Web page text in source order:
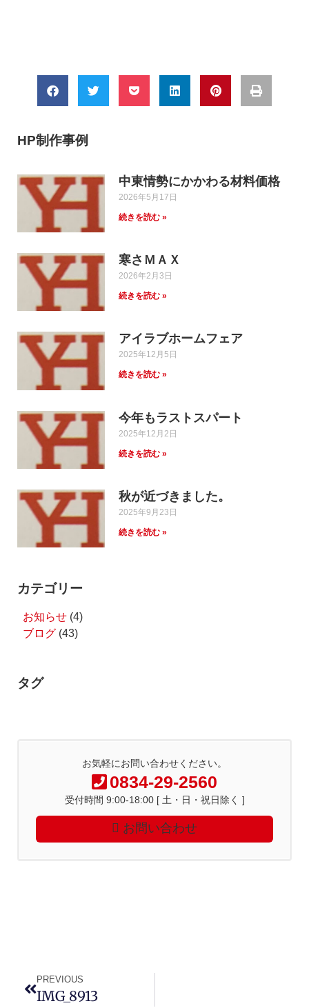
HP制作事例
中東情勢にかかわる材料価格
2026年5月17日
続きを読む »
寒さＭＡＸ
2026年2月3日
続きを読む »
アイラブホームフェア
2025年12月5日
続きを読む »
今年もラストスパート
2025年12月2日
続きを読む »
秋が近づきました。
2025年9月23日
続きを読む »
カテゴリー
お知らせ (4)
ブログ (43)
タグ
お気軽にお問い合わせください。
0834-29-2560
受付時間 9:00-18:00 [ 土・日・祝日除く ]
お問い合わせ
PREVIOUS
IMG_8913